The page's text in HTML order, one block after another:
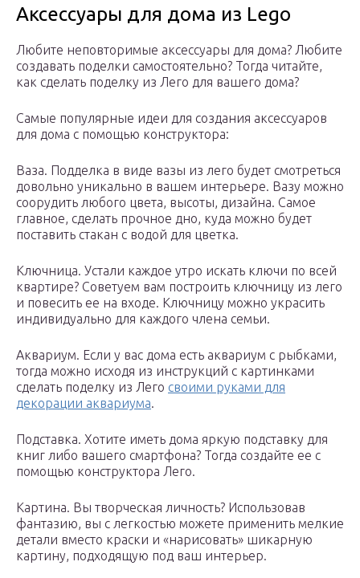
Аксессуары для дома из Lego
Любите неповторимые аксессуары для дома? Любите
создавать поделки самостоятельно? Тогда читайте,
как сделать поделку из Лего для вашего дома?
Самые популярные идеи для создания аксессуаров
для дома с помощью конструктора:
Ваза. Подделка в виде вазы из лего будет смотреться
довольно уникально в вашем интерьере. Вазу можно
соорудить любого цвета, высоты, дизайна. Самое
главное, сделать прочное дно, куда можно будет
поставить стакан с водой для цветка.
Ключница. Устали каждое утро искать ключи по всей
квартире? Советуем вам построить ключницу из лего
и повесить ее на входе. Ключницу можно украсить
индивидуально для каждого члена семьи.
Аквариум. Если у вас дома есть аквариум с рыбками,
тогда можно исходя из инструкций с картинками
сделать поделку из Лего своими руками для
декорации аквариума.
Подставка. Хотите иметь дома яркую подставку для
книг либо вашего смартфона? Тогда создайте ее с
помощью конструктора Лего.
Картина. Вы творческая личность? Использовав
фантазию, вы с легкостью можете применить мелкие
детали вместо краски и «нарисовать» шикарную
картину, подходящую под ваш интерьер.